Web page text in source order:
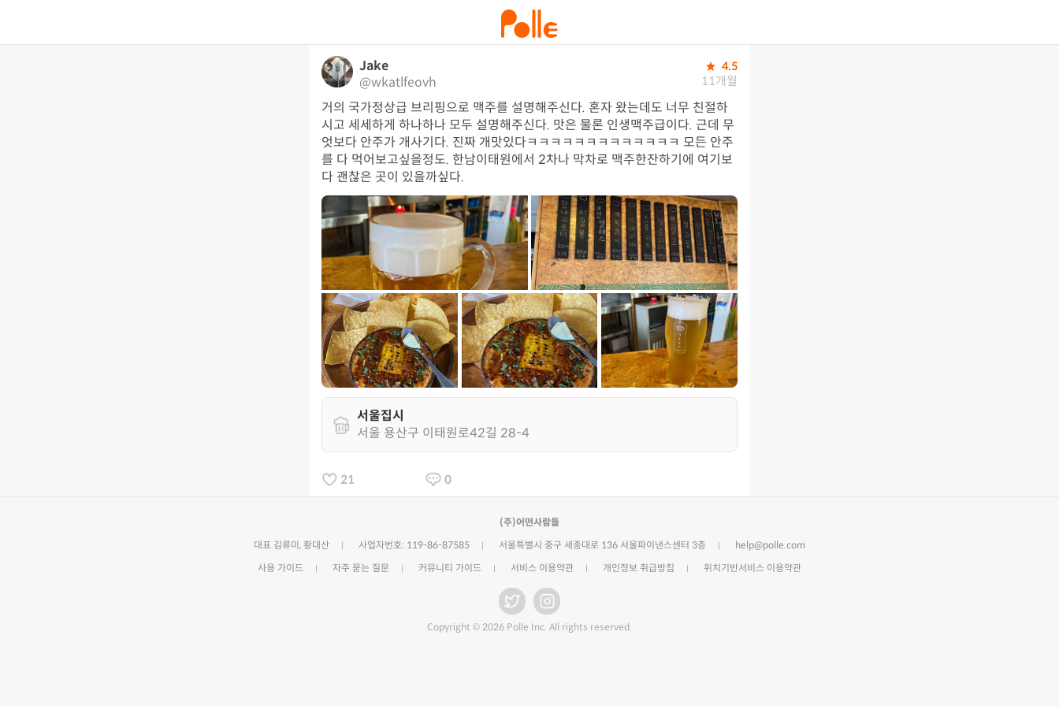
Jake
@wkatlfeovh
4.5
11개월
거의 국가정상급 브리핑으로 맥주를 설명해주신다. 혼자 왔는데도 너무 친절하
시고 세세하게 하나하나 모두 설명해주신다. 맛은 물론 인생맥주급이다. 근데 무
엇보다 안주가 개사기다. 진짜 개맛있다ㅋㅋㅋㅋㅋㅋㅋㅋㅋㅋㅋㅋㅋ 모든 안주
를 다 먹어보고싶을정도. 한남이태원에서 2차나 막차로 맥주한잔하기에 여기보
다 괜찮은 곳이 있을까싶다.
서울집시
서울 용산구 이태원로42길 28-4
21 0
(주)어떤사람들
대표 김류미, 황대산
사업자번호: 119-86-87585 서울특별시 중구 세종대로 136 서울파이낸스센터 3층
help@polle.com
사용 가이드
자주 묻는 질문 커뮤니티 가이드 서비스 이용약관 개인정보 취급방침 위치기반서비스 이용약관
Copyright © 2026 Polle Inc. All rights reserved.